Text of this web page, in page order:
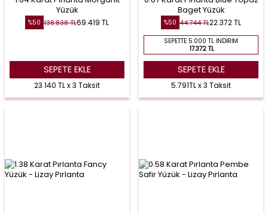
Yüzük
%50 138.838TL69.419 TL
SEPETE EKLE
23.140 TL x 3 Taksit
Baget Yüzük
%50 44.744TL22.372TL
SEPETTE 5.000 TL İNDIRIM
17.372 TL
SEPETE EKLE
5.791TL x 3 Taksit